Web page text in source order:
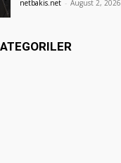
netbakis.net - August 2, 2026